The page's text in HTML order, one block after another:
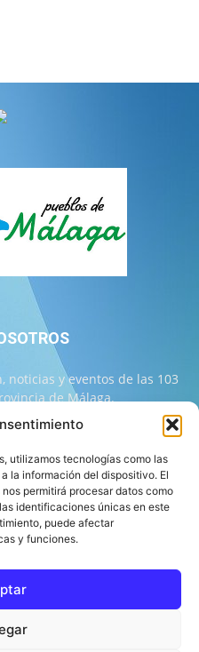
utilizamos tecnologías como las
la información del dispositivo. El
permitirá procesar datos como
identificaciones únicas en este
puede afectar
y funciones.
noticias y eventos de las 103
de Málaga.
Málaga
Aviso Legal